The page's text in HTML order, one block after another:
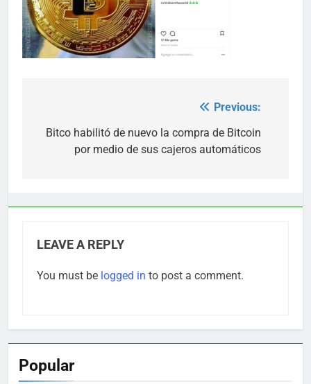
navigation
Previous:
Bitco habilitó de nuevo la compra de Bitcoin
por medio de sus cajeros automáticos
LEAVE A REPLY
You must be logged in to post a comment.
Popular